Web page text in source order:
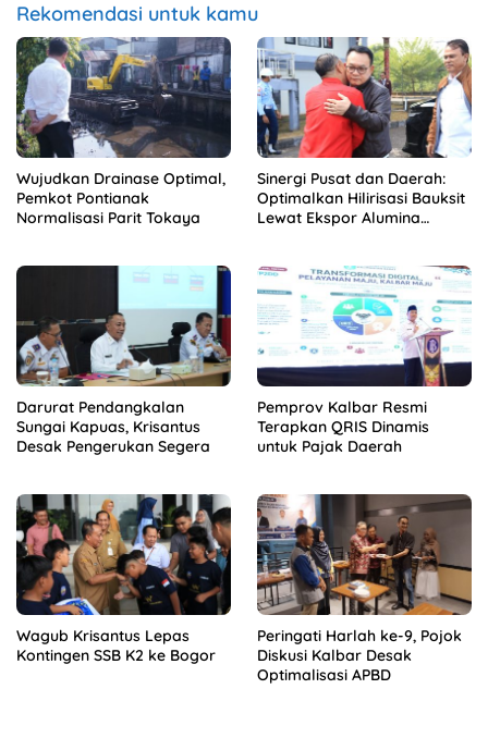
Rekomendasi untuk kamu
Wujudkan Drainase Optimal,
Pemkot Pontianak
Normalisasi Parit Tokaya
Sinergi Pusat dan Daerah:
Optimalkan Hilirisasi Bauksit
Lewat Ekspor Alumina
Darurat Pendangkalan
Sungai Kapuas, Krisantus
Desak Pengerukan Segera
Pemprov Kalbar Resmi
Terapkan QRIS Dinamis
untuk Pajak Daerah
Wagub Krisantus Lepas
Kontingen SSB K2 ke Bogor
Peringati Harlah ke-9, Pojok
Diskusi Kalbar Desak
Optimalisasi APBD